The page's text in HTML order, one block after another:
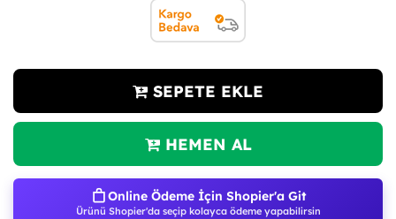
SEPETE EKLE
HEMEN AL
Online Ödeme İçin Shopier'a Git
Ürünü Shopier'da seçip kolayca ödeme yapabilirsin